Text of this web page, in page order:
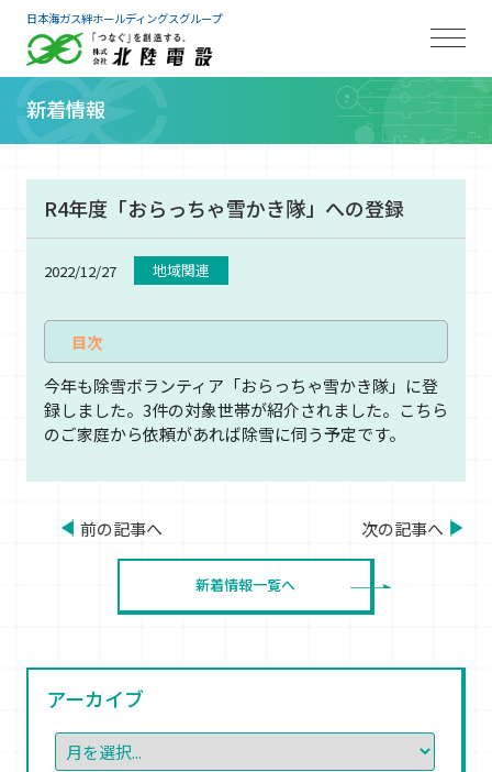
日本海ガス絆ホールディングスグループ
新着情報
R4年度「おらっちゃ雪かき隊」への登録
地域関連
2022/12/27
今年も除雪ボランティア「おらっちゃ雪かき隊」に登
録しました。3件の対象世帯が紹介されました。こちら
のご家庭から依頼があれば除雪に伺う予定です。
前の記事へ
新着情報一覧へ
次の記事へ
アーカイブ